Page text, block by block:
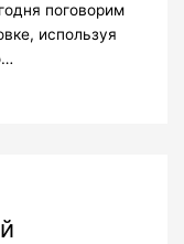
поговорим
используя